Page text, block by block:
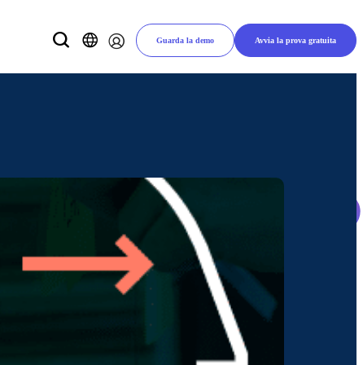
Guarda la demo Avvia la prova gratuita